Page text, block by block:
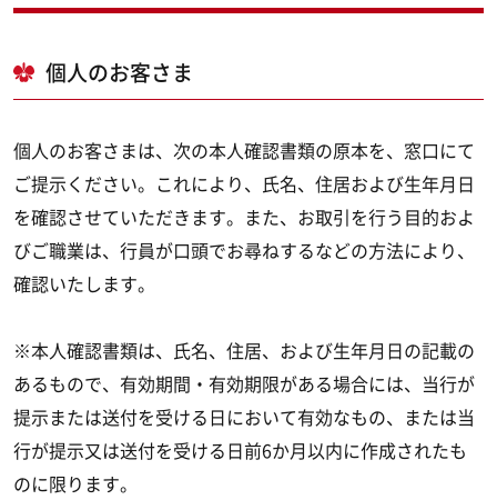
個人のお客さま
個人のお客さまは、次の本人確認書類の原本を、窓口にて
ご提示ください。これにより、氏名、住居および生年月日
を確認させていただきます。また、お取引を行う目的およ
びご職業は、行員が口頭でお尋ねするなどの方法により、
確認いたします。
※本人確認書類は、氏名、住居、および生年月日の記載の
あるもので、有効期間・有効期限がある場合には、当行が
提示または送付を受ける日において有効なもの、または当
行が提示又は送付を受ける日前6か月以内に作成されたも
のに限ります。